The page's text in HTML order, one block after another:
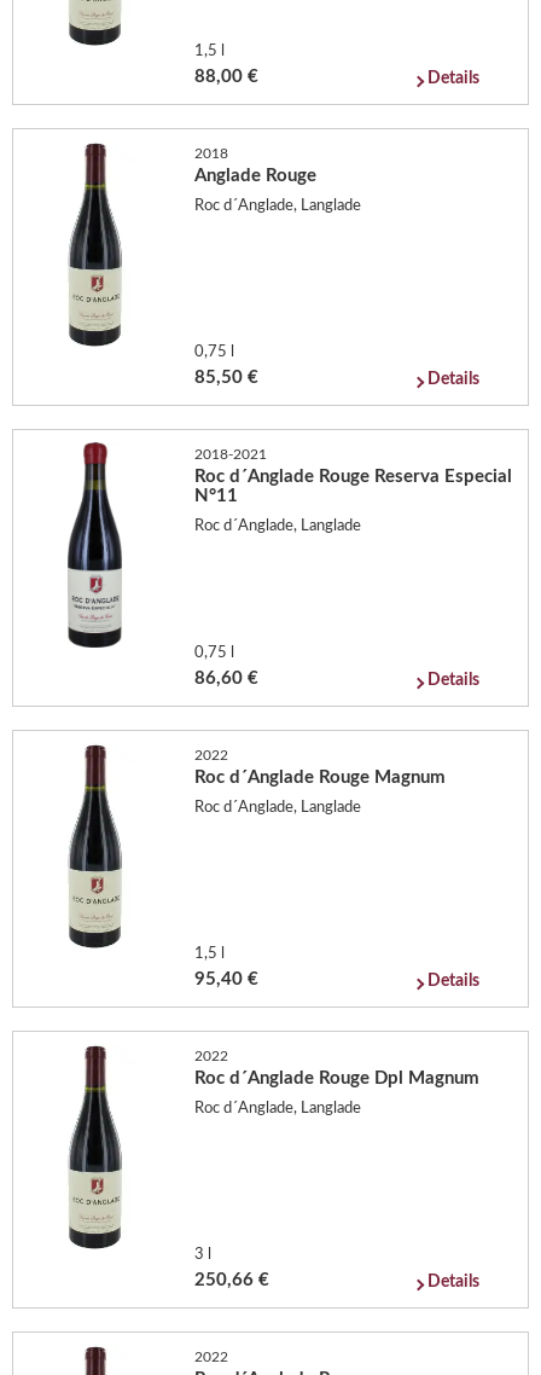
1,5 l
88,00 € Details
2018
Anglade Rouge
Roc d´Anglade, Langlade
0,75 l
85,50 € Details
2018-2021
Roc d´Anglade Rouge Reserva Especial
N°11
Roc d´Anglade, Langlade
0,75 l
86,60 € Details
2022
Roc d´Anglade Rouge Magnum
Roc d´Anglade, Langlade
1,5 l
95,40 € Details
2022
Roc d´Anglade Rouge Dpl Magnum
Roc d´Anglade, Langlade
3 l
250,66 € Details
2022